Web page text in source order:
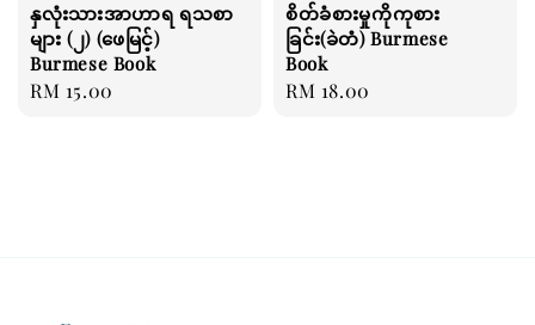
နှလုံးသားအာဟာရ ရသစာ
များ (၂) (ဖေမြင့်)
Burmese Book
Regular
RM 15.00
စိတ်ခံစားမှုကိုကုစား
ခြင်း(ခဲတံ) Burmese
Book
Regular
RM 18.00